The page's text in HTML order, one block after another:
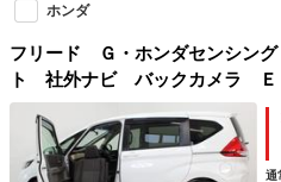
ホンダ
フリード Ｇ・ホンダセンシン
ト 社外ナビ バックカメラ
パワースライドドア ＬＥＤヘ
クルコン フルセグ地デジ サ
ック
通